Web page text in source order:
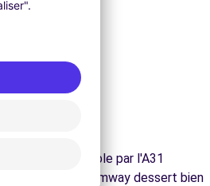
vitraux.
est accessible par l'A31
Le tramway dessert bien